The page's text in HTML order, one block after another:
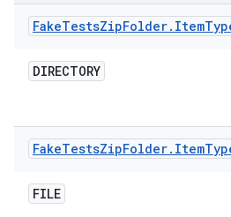
FakeTestsZipFolder. Item
DIRECTORY
FakeTestsZipFolder. Item
FILE